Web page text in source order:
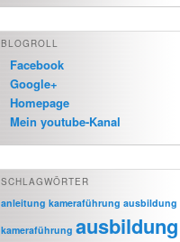
BLOGROLL
Facebook
Google+
Homepage
Mein youtube-Kanal
SCHLAGWÖRTER
anleitung kameraführung ausbildung
kameraführung ausbildung